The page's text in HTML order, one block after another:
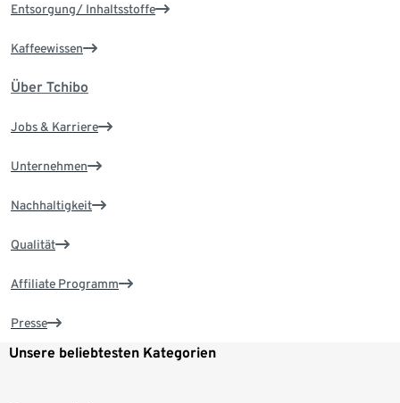
Entsorgung/ Inhaltsstoffe
Kaffeewissen
Über Tchibo
Jobs & Karriere
Unternehmen
Nachhaltigkeit
Qualität
Affiliate Programm
Presse
Unsere beliebtesten Kategorien